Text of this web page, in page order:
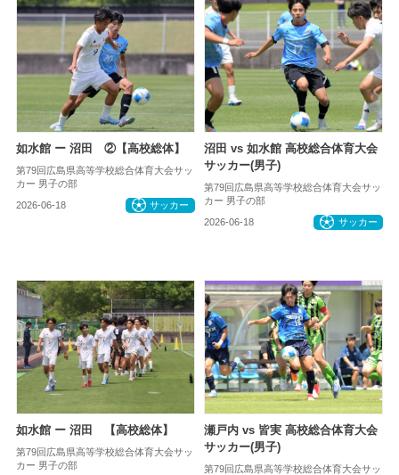
如水館 ー 沼田 ②【高校総体】
第79回広島県高等学校総合体育大会サッ
カー 男子の部
2026-06-18 サッカー
沼田 vs 如水館 高校総合体育大会
サッカー(男子)
第79回広島県高等学校総合体育大会サッ
カー 男子の部
2026-06-18 サッカー
如水館 ー 沼田 【高校総体】
第79回広島県高等学校総合体育大会サッ
カー 男子の部
瀬戸内 vs 皆実 高校総合体育大会
サッカー(男子)
第79回広島県高等学校総合体育大会サッ